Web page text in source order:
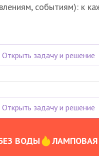
событиям): к
ВОДЫ